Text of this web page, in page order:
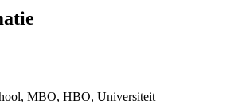
MBO, HBO, Universiteit